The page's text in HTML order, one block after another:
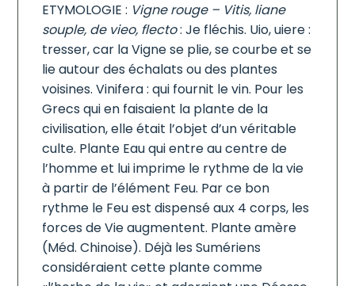
ETYMOLOGIE : Vigne rouge – Vitis, liane
souple, de vieo, flecto: Je fléchis. Uio, uiere :
tresser, car la Vigne se plie, se courbe et se
lie autour des échalats ou des plantes
voisines. Vinifera : qui fournit le vin. Pour les
Grecs qui en faisaient la plante de la
civilisation, elle était l’objet d’un véritable
culte. Plante Eau qui entre au centre de
l’homme et lui imprime le rythme de la vie
à partir de l’élément Feu. Par ce bon
rythme le Feu est dispensé aux 4 corps, les
forces de Vie augmentent. Plante amère
(Méd. Chinoise). Déjà les Sumériens
considéraient cette plante comme